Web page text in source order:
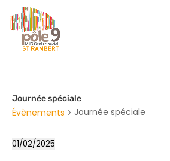
Journée spéciale
Évènements Journée spéciale
01/02/2025